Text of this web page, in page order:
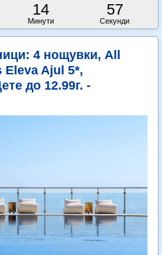
14
Минути
56
Секунди
4 нощувки, All
Eleva Ajul 5*,
до 12.99г. -